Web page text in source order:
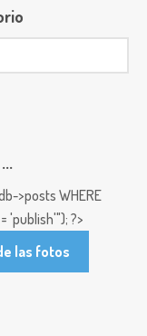
>posts WHERE
'publish'"); ?>
las fotos